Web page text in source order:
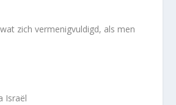
zich vermenigvuldigd, als men
Israël